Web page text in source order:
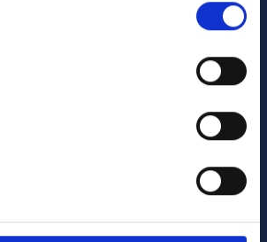
diversity